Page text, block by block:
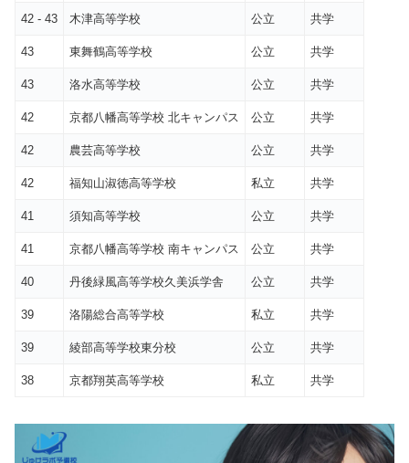
42 - 43 木津高等学校 公立 共学
43 東舞鶴高等学校 公立 共学
43 洛水高等学校 公立 共学
42 京都八幡高等学校 北キャンパス 公立 共学
42 農芸高等学校 公立 共学
42 福知山淑徳高等学校 私立 共学
41 須知高等学校 公立 共学
41 京都八幡高等学校 南キャンパス 公立 共学
40 丹後緑風高等学校久美浜学舎 公立 共学
39 洛陽総合高等学校 私立 共学
39 綾部高等学校東分校 公立 共学
38 京都翔英高等学校 私立 共学